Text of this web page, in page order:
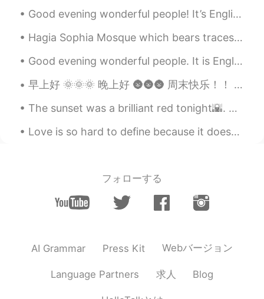
はよく私の横に来た
このシェパードはナデナデが好きだか
ら、私が違う犬を撫でる時にとても羨
まし くなった そう(笑)
このシェパードはナデナデが好きだか
ましそうだった(笑)
煩く て吠えてた🤣
Good evening wonderful people! It’s English practice time. Send me a message if you want to pra...
Hagia Sophia Mosque which bears traces of Christianity and Islam 🕌🕌 기독교와 이슬람의 흔적이 있는 하기아 소피아 모스크...
Good evening wonderful people. It is English practice time. Send me a message if you want to pr...
早上好 🌞🌞🌞 晚上好 🌚🌚🌚 周末快乐！！ 昨天我去了颐和园见家人 我先去了商店找了最酷的啤酒！！！ 超级惊喜了！！ “微笑啤酒” awesome !!!! 我很少喝啤酒但是味道不错 ...
The sunset was a brilliant red tonight🌇. Time for Tim Horton's.🍩 None for me !🙅🚫 I have my o...
Love is so hard to define because it doesn’t exist as one thing. We can feel love for our lovers,...
フォローする
AI Grammar Press Kit Webバージョン
Language Partners 求人 Blog